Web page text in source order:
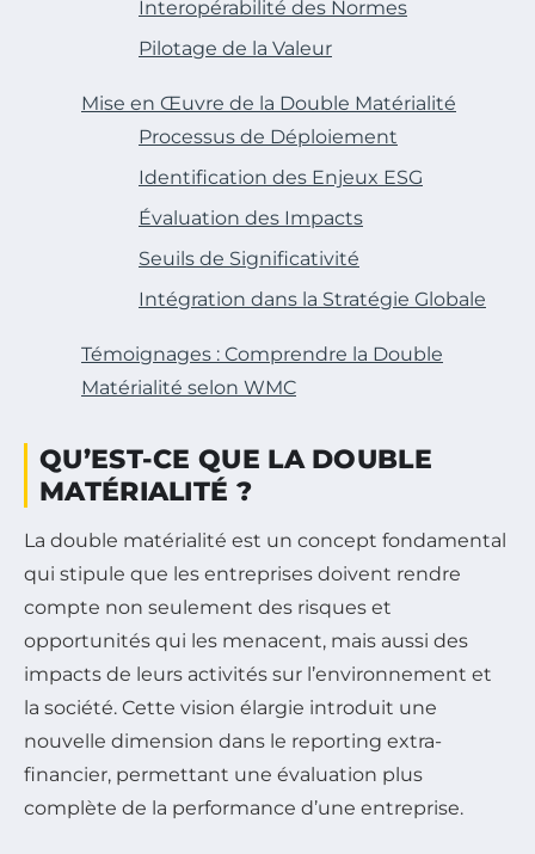
Interopérabilité des Normes
Pilotage de la Valeur
Mise en Œuvre de la Double Matérialité
Processus de Déploiement
Identification des Enjeux ESG
Évaluation des Impacts
Seuils de Significativité
Intégration dans la Stratégie Globale
Témoignages : Comprendre la Double
Matérialité selon WMC
QU’EST-CE QUE LA DOUBLE
MATÉRIALITÉ ?
La double matérialité est un concept fondamental
qui stipule que les entreprises doivent rendre
compte non seulement des risques et
opportunités qui les menacent, mais aussi des
impacts de leurs activités sur l’environnement et
la société. Cette vision élargie introduit une
nouvelle dimension dans le reporting extra-
financier, permettant une évaluation plus
complète de la performance d’une entreprise.